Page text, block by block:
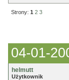
Strony: 1 2 3
04-01-
helmutt
Użytkownik